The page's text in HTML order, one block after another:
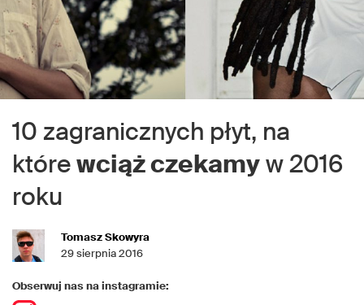
10 zagranicznych płyt, na
którewciąż czekamyw 2016
roku
Tomasz Skowyra
29 sierpnia 2016
Obserwuj nas na instagramie: